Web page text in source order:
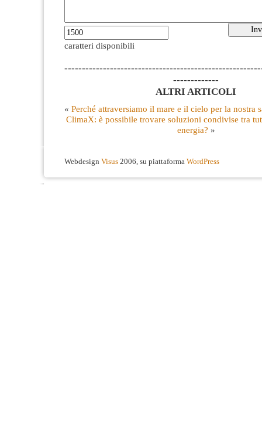
caratteri disponibili
-------------
ALTRI ARTICOLI
« Perché attraversiamo il mare e il cielo per la nostra
ClimaX: è possibile trovare soluzioni condivise tra
energia? »
Webdesign Visus 2006, su piattaforma WordPress